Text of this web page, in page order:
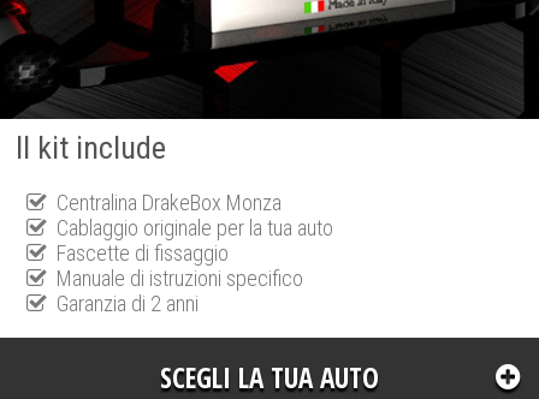
Il kit include
Centralina DrakeBox Monza
Cablaggio originale per la tua auto
Fascette di fissaggio
Manuale di istruzioni specifico
Garanzia di 2 anni
SCEGLI LA TUA AUTO